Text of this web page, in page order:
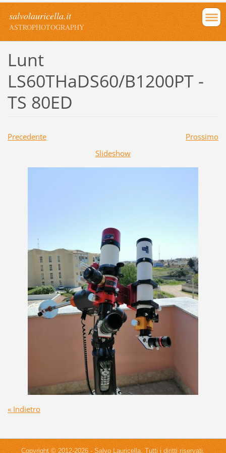
salvolauricella.it
ASTROPHOTOGRAPHY
Lunt
LS60THaDS60/B1200PT -
TS 80ED
Precedente
Prossimo
Slideshow
« Indietro
Copyright © 2012-2026 - Salvo Lauricella. Tutti i diritti riservati.